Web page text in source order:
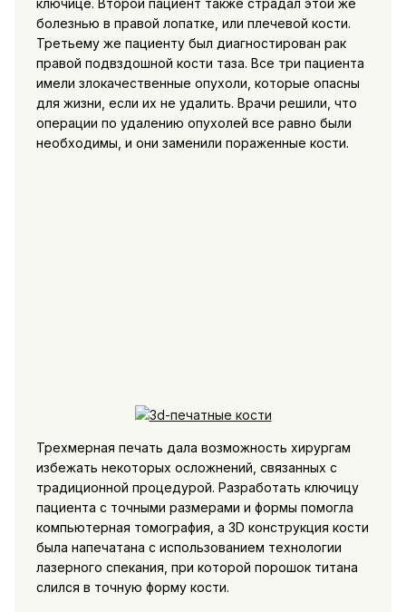
болезнью в правой лопатке, или плечевой кости.
Третьему же пациенту был диагностирован рак
правой подвздошной кости таза. Все три пациента
имели злокачественные опухоли, которые опасны
для жизни, если их не удалить. Врачи решили, что
операции по удалению опухолей все равно были
необходимы, и они заменили пораженные кости.
Трехмерная печать дала возможность хирургам
избежать некоторых осложнений, связанных с
традиционной процедурой. Разработать ключицу
пациента с точными размерами и формы помогла
компьютерная томография, а 3D конструкция кости
была напечатана с использованием технологии
лазерного спекания, при которой порошок титана
слился в точную форму кости.